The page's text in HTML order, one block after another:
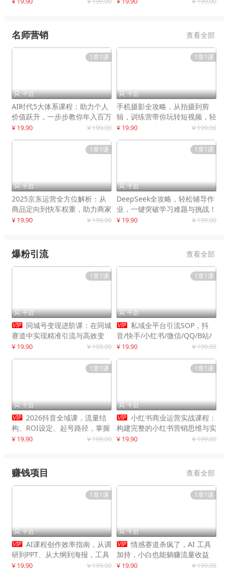
名师营销 查看全部
1章1课
 千启
AI时代5大体系课程：助力个人
价值跃升，一步步教你年入百万
¥ 19.90 ¥ 199.00
1章1课
 千启
手机摄影全攻略，从拍摄到剪
辑，训练营带你玩转短视频，轻
松拍大片
¥ 19.90 ¥ 199.00
1章1课
 千启
2025京东运营全方位解析：从
商品定向到快车权重，助力商家
打造爆款商品
¥ 19.90 ¥ 199.00
1章1课
 千启
DeepSeek全攻略，轻松辅导作
业，一键突破学习难题与挑战！
¥ 19.90 ¥ 199.00
爆粉引流 查看全部
1章1课
 千启
 同城号变现进阶课：在同城
赛道中实现精准引流与高效变
现，单店月引流成交额提升50%
¥ 19.90 ¥ 199.00
1章1课
 千启
 私域全平台引流SOP，抖
音/快手/小红书/微信/QQ/B站/
闲鱼等，技术合集，高效转化公
¥ 19.90 ¥ 199.00
1章1课
 千启
 2026抖音全域课，流量结
构、ROI设定、起号路径，掌握
平台新规下利润最大化
¥ 19.90 ¥ 199.00
1章1课
 千启
 小红书商业运营实战课程：
构建完整的小红书营销思维与实
战能力，案例店铺月销破百万！
¥ 19.90 ¥ 199.00
赚钱项目 查看全部
1章1课
 千启
 AI课程创作效率指南，从调
研到PPT、从大纲到海报，工具
赋能，打造可持续变现产品线
¥ 19.90 ¥ 199.00
1章1课
 千启
 情感赛道杀疯了，AI 工具
加持，小白也能躺赚流量收益
¥ 19.90 ¥ 199.00